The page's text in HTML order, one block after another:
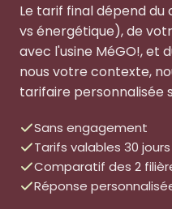
Le tarif final dépend
vs énergétique), de
avec l'usine MéGO!, et
nous votre contexte,
tarifaire personnalisée
Sans engagement
Tarifs valables 30 jours
Comparatif des 2
Réponse